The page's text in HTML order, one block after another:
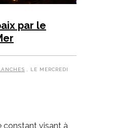
par le
, LE MERCREDI
constant visant à